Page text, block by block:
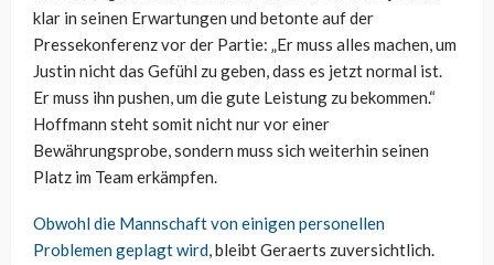
klar in seinen Erwartungen und betonte auf der
Pressekonferenz vor der Partie: „Er muss alles machen, um
Justin nicht das Gefühl zu geben, dass es jetzt normal ist.
Er muss ihn pushen, um die gute Leistung zu bekommen.“
Hoffmann steht somit nicht nur vor einer
Bewährungsprobe, sondern muss sich weiterhin seinen
Platz im Team erkämpfen.
Obwohl die Mannschaft von einigen personellen
Problemen geplagt wird, bleibt Geraerts zuversichtlich.